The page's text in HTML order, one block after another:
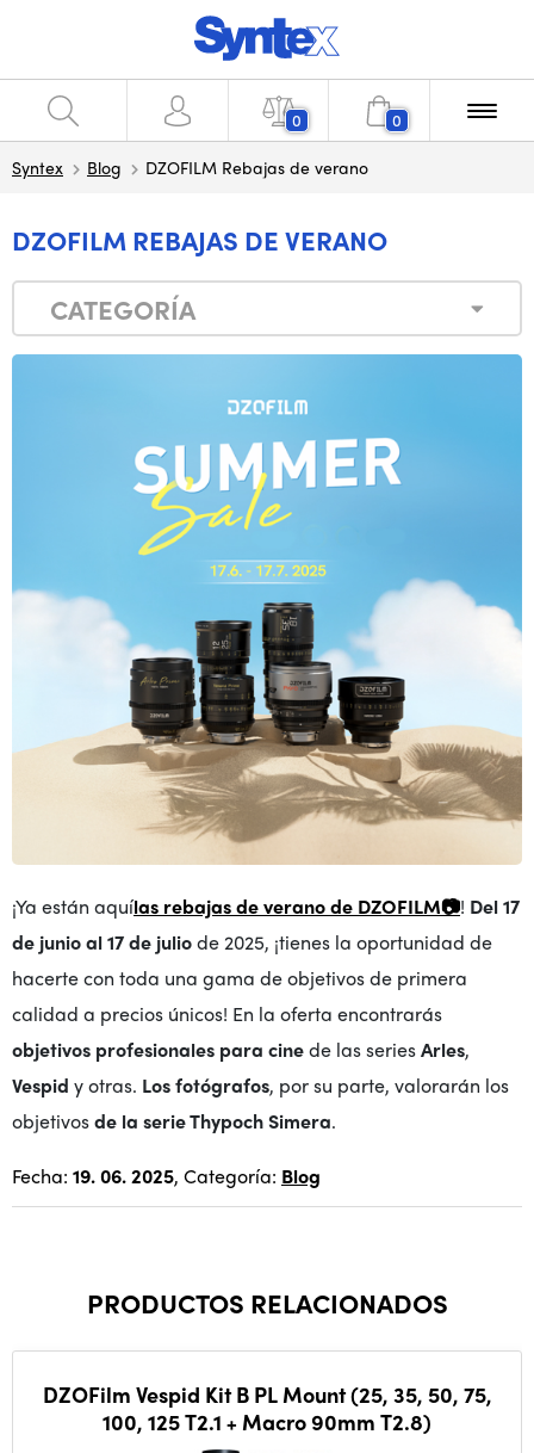
0 0
Syntex Blog DZOFILM Rebajas de verano
DZOFILM REBAJAS DE VERANO
CATEGORÍA
¡Ya están aquílas rebajas de verano de DZOFILM📷! Del 17
de junio al 17 de juliode 2025, ¡tienes la oportunidad de
hacerte con toda una gama de objetivos de primera
calidad a precios únicos! En la oferta encontrarás
objetivos profesionales para cinede las seriesArles,
Vespid y otras. Los fotógrafos, por su parte, valorarán los
objetivosde la serie Thypoch Simera.
Fecha: 19. 06. 2025, Categoría: Blog
PRODUCTOS RELACIONADOS
DZOFilm Vespid Kit B PL Mount (25, 35, 50, 75,
100, 125 T2.1 + Macro 90mm T2.8)